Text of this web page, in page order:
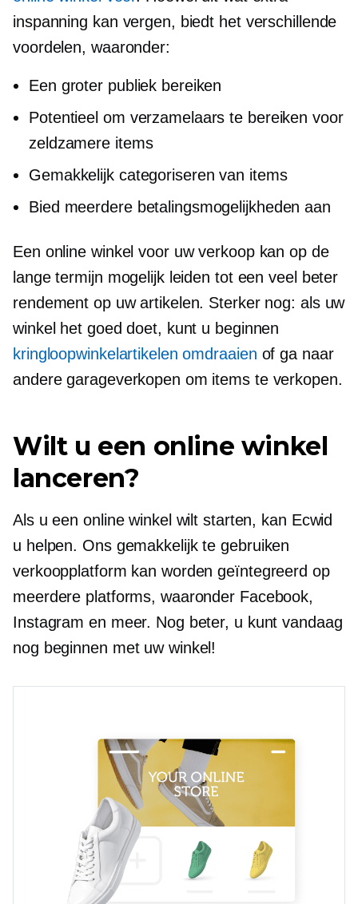
inspanning kan vergen, biedt het verschillende
voordelen, waaronder:
Een groter publiek bereiken
Potentieel om verzamelaars te bereiken voor
zeldzamere items
Gemakkelijk categoriseren van items
Bied meerdere betalingsmogelijkheden aan
Een online winkel voor uw verkoop kan op de
lange termijn mogelijk leiden tot een veel beter
rendement op uw artikelen. Sterker nog: als uw
winkel het goed doet, kunt u beginnen
kringloopwinkelartikelen omdraaien of ga naar
andere garageverkopen om items te verkopen.
Wilt u een online winkel
lanceren?
Als u een online winkel wilt starten, kan Ecwid
u helpen. Ons gemakkelijk te gebruiken
verkoopplatform kan worden geïntegreerd op
meerdere platforms, waaronder Facebook,
Instagram en meer. Nog beter, u kunt vandaag
nog beginnen met uw winkel!